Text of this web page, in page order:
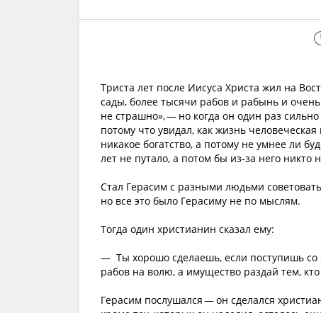
Триста лет после Иисуса Христа жил на
сады, более тысячи рабов и рабынь и
не страшно», — но когда он один раз
потому что увидал, как жизнь
никакое богатство, а потому не умнее ли
лет не путало, а потом бы из-за него никто
Стал Герасим с разными людьми
но все это было Герасиму не по мыслям.
Тогда один христианин сказал ему:
— Ты хорошо сделаешь, если поступишь со
рабов на волю, а имущество раздай тем,
Герасим послушался — он сделался